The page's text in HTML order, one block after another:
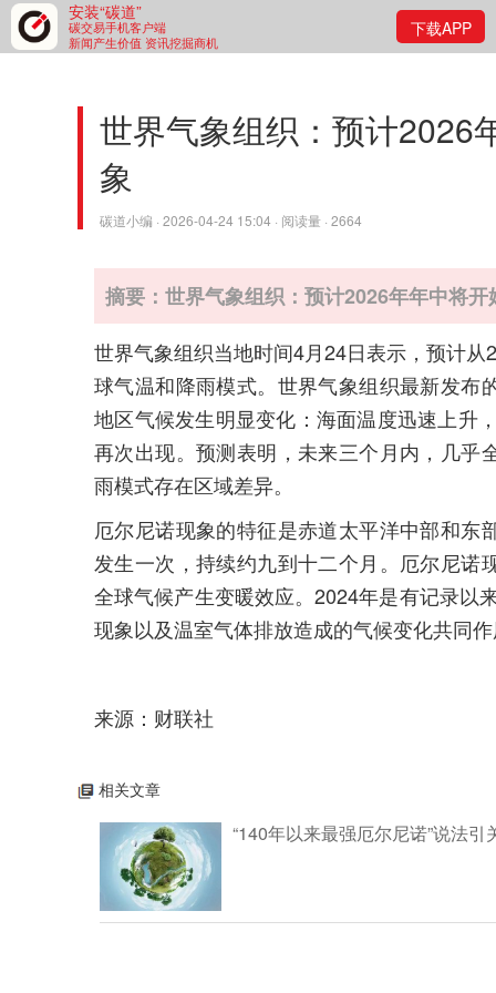
安装“碳道”
碳交易手机客户端
新闻产生价值 资讯挖掘商机
下载APP
世界气象组织：预计2026
象
碳道小编 · 2026-04-24 15:04 · 阅读量 · 2664
摘要：世界气象组织：预计2026年年中将
世界气象组织当地时间4月24日表示，预计
球气温和降雨模式。世界气象组织最新发布
地区气候发生明显变化：海面温度迅速上升
再次出现。预测表明，未来三个月内，几乎
雨模式存在区域差异。
厄尔尼诺现象的特征是赤道太平洋中部和
发生一次，持续约九到十二个月。厄尔尼诺
全球气候产生变暖效应。2024年是有记录以
现象以及温室气体排放造成的气候变化共同
来源：财联社
相关文章
“140年以来最强厄尔尼诺”说法